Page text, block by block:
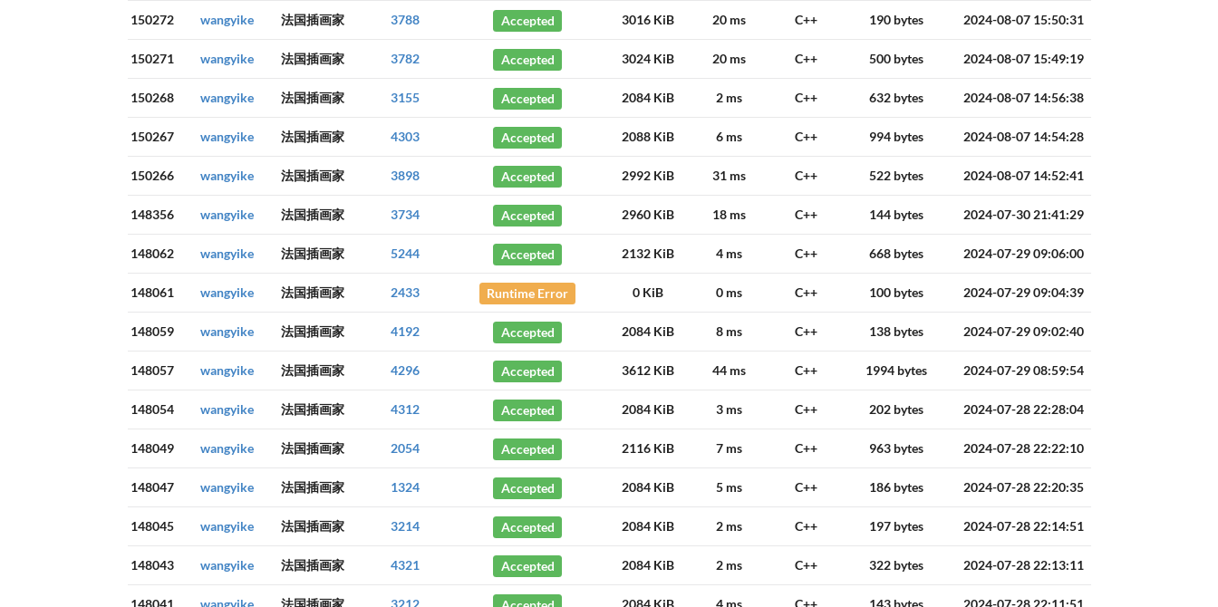
150272 wangyike 法国插画家 3788 Accepted 3016 KiB 20 ms C++ 190 bytes 2024-08-07 15:50:31
150271 wangyike 法国插画家 3782 Accepted 3024 KiB 20 ms C++ 500 bytes 2024-08-07 15:49:19
150268 wangyike 法国插画家 3155 Accepted 2084 KiB 2 ms C++ 632 bytes 2024-08-07 14:56:38
150267 wangyike 法国插画家 4303 Accepted 2088 KiB 6 ms C++ 994 bytes 2024-08-07 14:54:28
150266 wangyike 法国插画家 3898 Accepted 2992 KiB 31 ms C++ 522 bytes 2024-08-07 14:52:41
148356 wangyike 法国插画家 3734 Accepted 2960 KiB 18 ms C++ 144 bytes 2024-07-30 21:41:29
148062 wangyike 法国插画家 5244 Accepted 2132 KiB 4 ms C++ 668 bytes 2024-07-29 09:06:00
148061 wangyike 法国插画家 2433 Runtime Error 0 KiB 0 ms C++ 100 bytes 2024-07-29 09:04:39
148059 wangyike 法国插画家 4192 Accepted 2084 KiB 8 ms C++ 138 bytes 2024-07-29 09:02:40
148057 wangyike 法国插画家 4296 Accepted 3612 KiB 44 ms C++ 1994 bytes 2024-07-29 08:59:54
148054 wangyike 法国插画家 4312 Accepted 2084 KiB 3 ms C++ 202 bytes 2024-07-28 22:28:04
148049 wangyike 法国插画家 2054 Accepted 2116 KiB 7 ms C++ 963 bytes 2024-07-28 22:22:10
148047 wangyike 法国插画家 1324 Accepted 2084 KiB 5 ms C++ 186 bytes 2024-07-28 22:20:35
148045 wangyike 法国插画家 3214 Accepted 2084 KiB 2 ms C++ 197 bytes 2024-07-28 22:14:51
148043 wangyike 法国插画家 4321 Accepted 2084 KiB 2 ms C++ 322 bytes 2024-07-28 22:13:11